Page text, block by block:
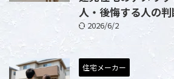
人・後悔する人の
2026/6/2
住宅メーカー